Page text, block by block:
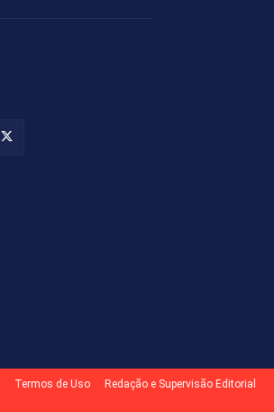
Termos de Uso Redação e Supervisão Editorial